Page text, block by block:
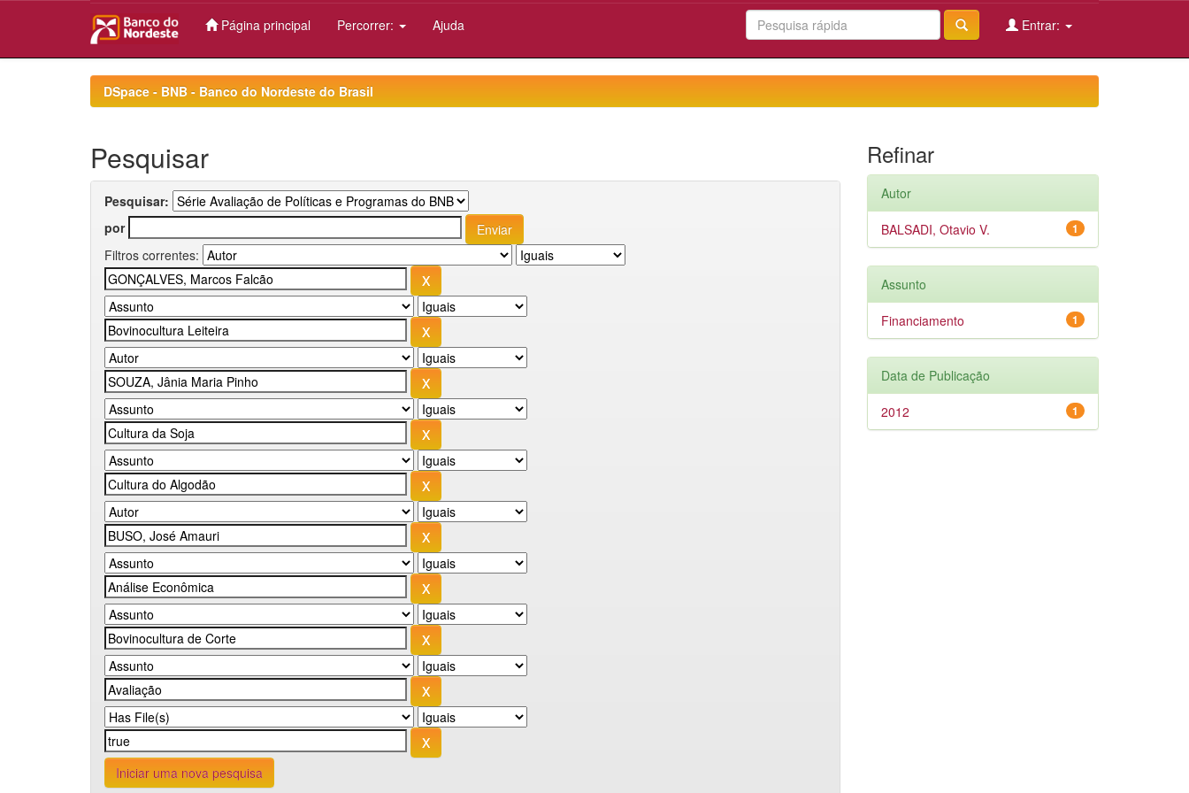
Página principal Percorrer: Ajuda Entrar:
DSpace - BNB - Banco do Nordeste do Brasil
Pesquisar
Pesquisar:
por
Filtros correntes:
Iniciar uma nova pesquisa
Refinar
Autor
1
BALSADI, Otavio V.
Assunto
1
Financiamento
Data de Publicação
1
2012